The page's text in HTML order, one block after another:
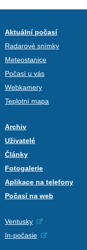
Aktuální počasí
Radarové snímky
Meteostanice
Počasí u vás
Webkamery
Teplotní mapa
Archiv
Uživatelé
Články
Fotogalerie
Aplikace na telefony
Počasí na web
Ventusky
In-počasie